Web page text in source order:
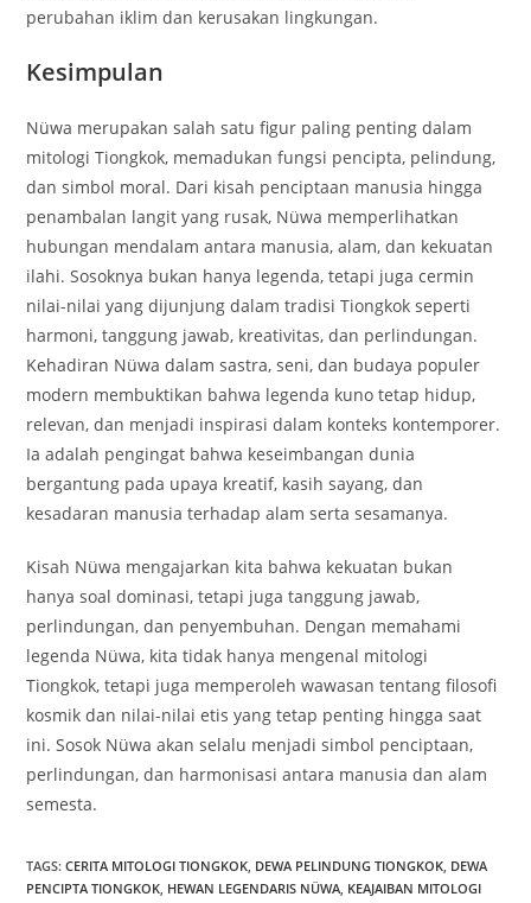
perubahan iklim dan kerusakan lingkungan.
Kesimpulan
Nüwa merupakan salah satu figur paling penting dalam
mitologi Tiongkok, memadukan fungsi pencipta, pelindung,
dan simbol moral. Dari kisah penciptaan manusia hingga
penambalan langit yang rusak, Nüwa memperlihatkan
hubungan mendalam antara manusia, alam, dan kekuatan
ilahi. Sosoknya bukan hanya legenda, tetapi juga cermin
nilai-nilai yang dijunjung dalam tradisi Tiongkok seperti
harmoni, tanggung jawab, kreativitas, dan perlindungan.
Kehadiran Nüwa dalam sastra, seni, dan budaya populer
modern membuktikan bahwa legenda kuno tetap hidup,
relevan, dan menjadi inspirasi dalam konteks kontemporer.
Ia adalah pengingat bahwa keseimbangan dunia
bergantung pada upaya kreatif, kasih sayang, dan
kesadaran manusia terhadap alam serta sesamanya.
Kisah Nüwa mengajarkan kita bahwa kekuatan bukan
hanya soal dominasi, tetapi juga tanggung jawab,
perlindungan, dan penyembuhan. Dengan memahami
legenda Nüwa, kita tidak hanya mengenal mitologi
Tiongkok, tetapi juga memperoleh wawasan tentang filosofi
kosmik dan nilai-nilai etis yang tetap penting hingga saat
ini. Sosok Nüwa akan selalu menjadi simbol penciptaan,
perlindungan, dan harmonisasi antara manusia dan alam
semesta.
TAGS:CERITA MITOLOGI TIONGKOK DEWA PELINDUNG TIONGKOK DEWA
PENCIPTA TIONGKOK HEWAN LEGENDARIS NÜWA KEAJAIBAN MITOLOGI